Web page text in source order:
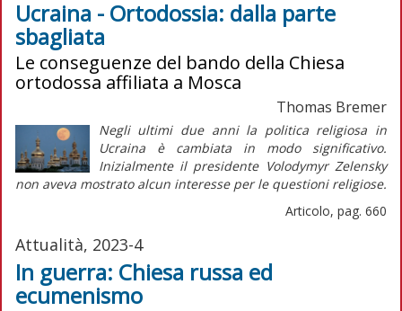
Ucraina - Ortodossia: dalla parte
sbagliata
Le conseguenze del bando della Chiesa
ortodossa affiliata a Mosca
Thomas Bremer
Negli ultimi due anni la politica religiosa in
Ucraina è cambiata in modo significativo.
Inizialmente il presidente Volodymyr Zelensky
non aveva mostrato alcun interesse per le questioni religiose.
Articolo, pag. 660
Attualità, 2023-4
In guerra: Chiesa russa ed
ecumenismo